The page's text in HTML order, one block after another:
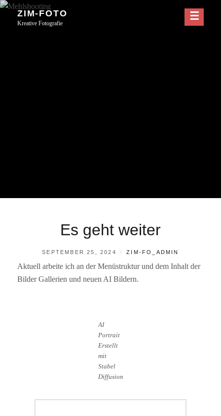
Skip
ZIM-FOTO
Kreative Fotografie
Es geht weiter
POSTED
SEPTEMBER 25, 2024 BY
ZIM-FO_ADMIN
Aktuell arbeite ich an der Menüstruktur und dem Inhalt der
Bilder Gallerien und neuen AI Bildern.
AI
Portrait
Erstellt
mit
Stabel
Diffusion